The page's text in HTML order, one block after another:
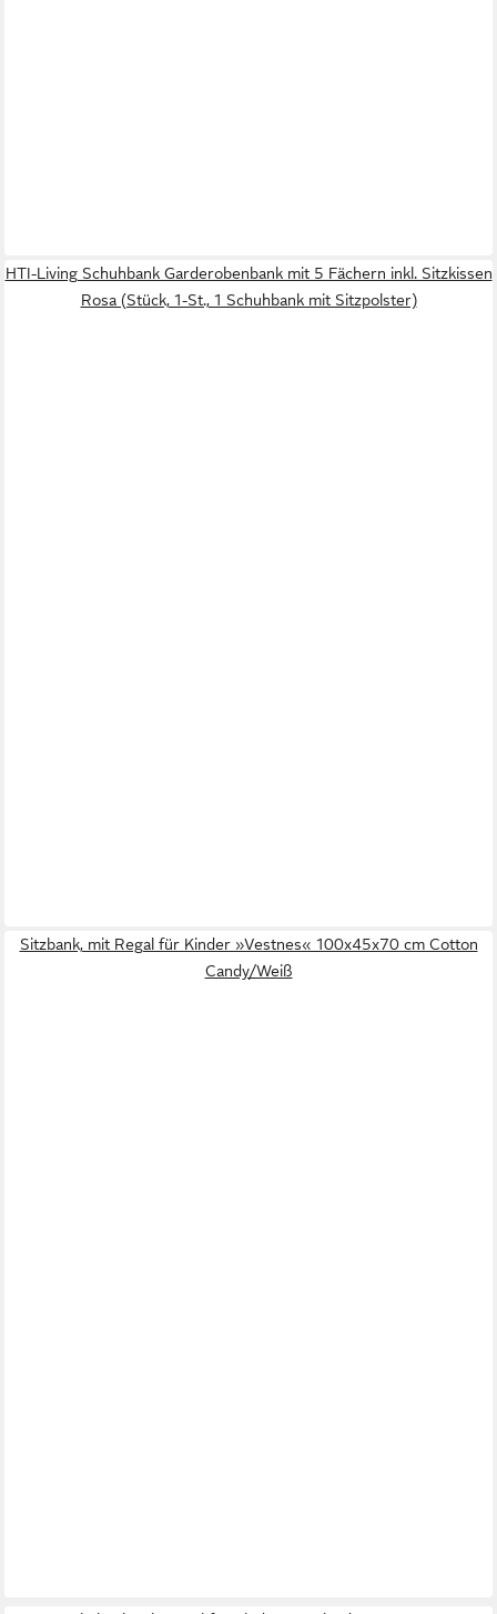
HTI-Living Schuhbank Garderobenbank mit 5 Fächern inkl. Sitzkissen
Rosa (Stück, 1-St., 1 Schuhbank mit Sitzpolster)
Sitzbank, mit Regal für Kinder »Vestnes« 100x45x70 cm Cotton
Candy/Weiß